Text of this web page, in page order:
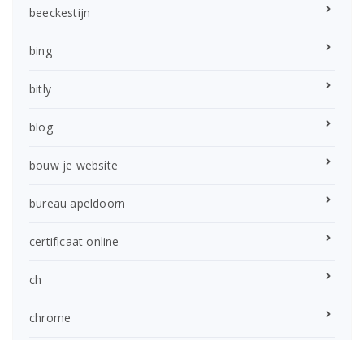
beeckestijn
bing
bitly
blog
bouw je website
bureau apeldoorn
certificaat online
ch
chrome